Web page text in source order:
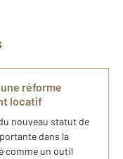
réforme
locatif
nouveau statut de
dans la
comme un outil